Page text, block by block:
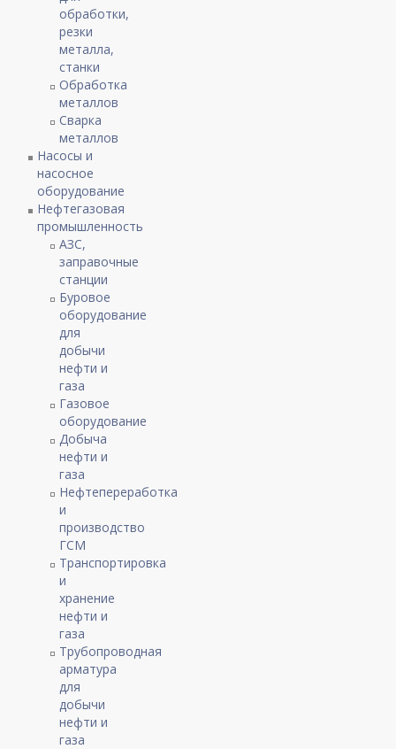
обработки,
резки
металла,
станки
Обработка
металлов
Сварка
металлов
Насосы и
насосное
оборудование
Нефтегазовая
промышленность
АЗС,
заправочные
станции
Буровое
оборудование
для
добычи
нефти и
газа
Газовое
оборудование
Добыча
нефти и
газа
Нефтепереработка
и
производство
ГСМ
Транспортировка
и
хранение
нефти и
газа
Трубопроводная
арматура
для
добычи
нефти и
газа